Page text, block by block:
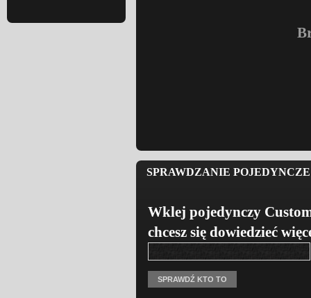
SPRAWDZANIE
Wklej pojedynczy
chcesz się dowiedzieć